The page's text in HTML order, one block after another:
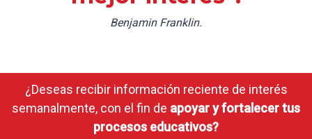
Benjamin Franklin.
¿Deseas recibir información reciente de interés
semanalmente, con el fin de apoyar y fortalecer tus
procesos educativos?